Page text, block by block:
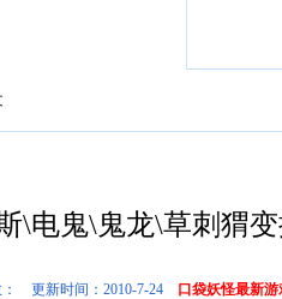
\电鬼\鬼龙\草刺猬
更新时间：2010-7-24 口袋妖怪最新